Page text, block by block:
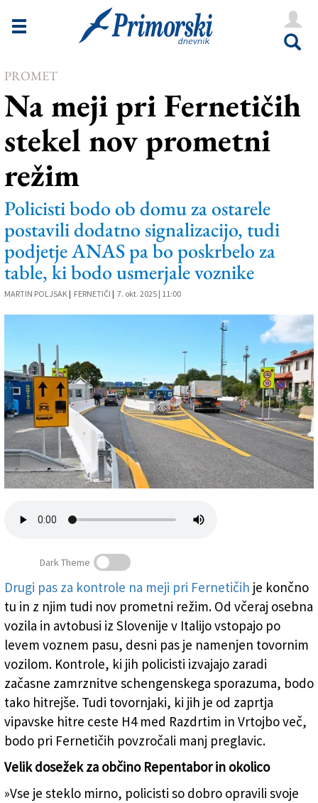
Novice
Goriška
Kultura
Šport
Še
Vreme
V Kioskih
Uredništvo
Zadruga PD
Naročnine
PROMET
Na meji pri Fernetičih
stekel nov prometni
režim
Policisti bodo ob domu za ostarele
postavili dodatno signalizacijo, tudi
podjetje ANAS pa bo poskrbelo za
table, ki bodo usmerjale voznike
MARTIN POLJSAK | FERNETIČI | 7. okt. 2025 | 11:00
Nov prometni režim na mejnem prehodu pri Fernetičih,
avtomobili in avtobusi vstopajo po levem voznem pasu,
desni pas pa je namenjen tovornim vozilom
(FOTODAMJ@N)
Dark Theme
Drugi pas za kontrole na meji pri Fernetičih je končno
tu in z njim tudi nov prometni režim. Od včeraj osebna
vozila in avtobusi iz Slovenije v Italijo vstopajo po
levem voznem pasu, desni pas je namenjen tovornim
vozilom. Kontrole, ki jih policisti izvajajo zaradi
začasne zamrznitve schengenskega sporazuma, bodo
tako hitrejše. Tudi tovornjaki, ki jih je od zaprtja
vipavske hitre ceste H4 med Razdrtim in Vrtojbo več,
bodo pri Fernetičih povzročali manj preglavic.
Velik dosežek za občino Repentabor in okolico
»Vse je steklo mirno, policisti so dobro opravili svoje